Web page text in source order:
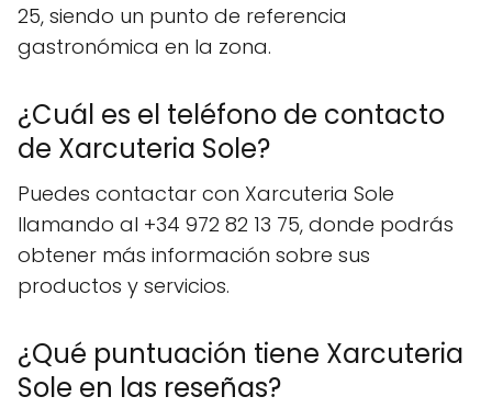
25, siendo un punto de referencia
gastronómica en la zona.
¿Cuál es el teléfono de contacto
de Xarcuteria Sole?
Puedes contactar con Xarcuteria Sole
llamando al +34 972 82 13 75, donde podrás
obtener más información sobre sus
productos y servicios.
¿Qué puntuación tiene Xarcuteria
Sole en las reseñas?